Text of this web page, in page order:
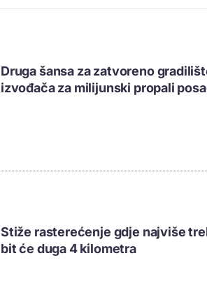
Druga šansa za zatvoreno
izvođača za milijunski propali
Stiže rasterećenje gdje najviše
bit će duga 4 kilometra